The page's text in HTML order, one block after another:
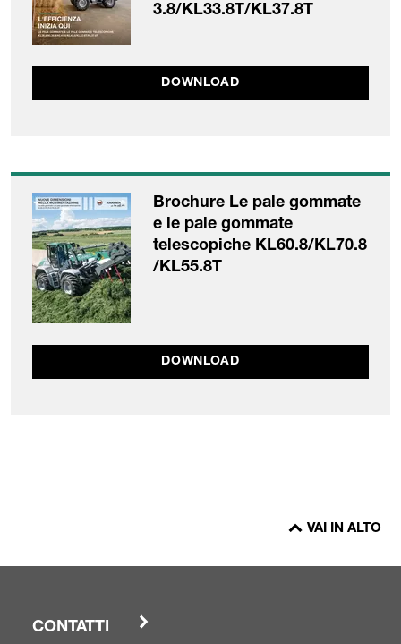
3.8/KL33.8T/KL37.8T
DOWNLOAD
Brochure Le pale gommate
e le pale gommate
telescopiche KL60.8/KL70.8
/KL55.8T
DOWNLOAD
VAI IN ALTO
CONTATTI